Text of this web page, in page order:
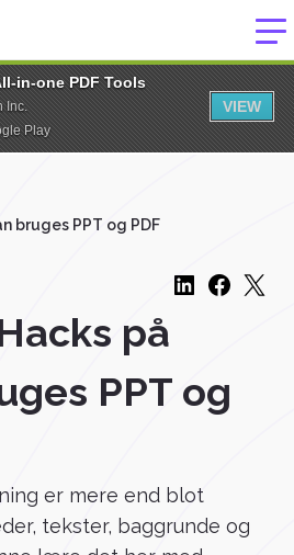
in-one PDF Tools
Inc.
Play
VIEW
bruges PPT og PDF
på
PPT og
er mere end blot
tekster, baggrunde og